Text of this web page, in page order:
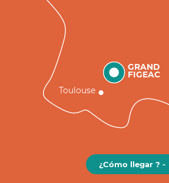
GRAND
FIGEAC
Toulouse
¿Cómo llegar ? -